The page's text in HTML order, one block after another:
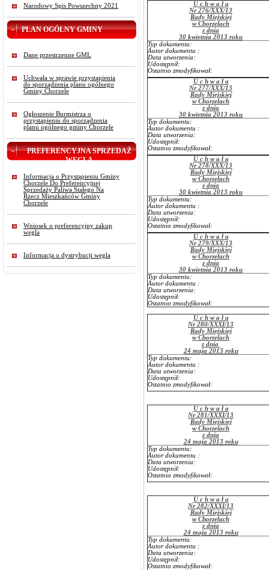
Narodowy Spis Powszechny 2021
PLAN OGÓLNY GMINY
Dane przestrzenne GML
Uchwała w sprawie przystąpienia
do sporządzenia planu ogólnego
Gminy Chorzele
Ogłoszenie Burmistrza o
przystąpieniu do sporządzenia
planu ogólnego gminy Chorzele
PREFERENCYJNA SPRZEDAŻ
WĘGLA
Informacja o Przystąpieniu Gminy
Chorzele Do Preferencyjnej
Sprzedaży Paliwa Stałego Na
Rzecz Mieszkańców Gminy
Chorzele
Wniosek o preferencyjny zakup
węgla
Informacja o dystrybucji węgla
U c h w a ł a
Nr 276/XXX/13
Rady Miejskiej
w Chorzelach
z dnia
30 kwietnia 2013 roku
Typ dokumentu:
Autor dokumentu :
Data utworzenia:
Udostępnił:
Ostatnio zmodyfikował:
U c h w a ł a
Nr 277/XXX/13
Rady Miejskiej
w Chorzelach
z dnia
30 kwietnia 2013 roku
Typ dokumentu:
Autor dokumentu :
Data utworzenia:
Udostępnił:
Ostatnio zmodyfikował:
U c h w a ł a
Nr 278/XXX/13
Rady Miejskiej
w Chorzelach
z dnia
30 kwietnia 2013 roku
Typ dokumentu:
Autor dokumentu :
Data utworzenia:
Udostępnił:
Ostatnio zmodyfikował:
U c h w a ł a
Nr 279/XXX/13
Rady Miejskiej
w Chorzelach
z dnia
30 kwietnia 2013 roku
Typ dokumentu:
Autor dokumentu :
Data utworzenia:
Udostępnił:
Ostatnio zmodyfikował:
U c h w a ł a
Nr 280/XXXI/13
Rady Miejskiej
w Chorzelach
z dnia
24 maja 2013 roku
Typ dokumentu:
Autor dokumentu :
Data utworzenia:
Udostępnił:
Ostatnio zmodyfikował:
U c h w a ł a
Nr 281/XXXI/13
Rady Miejskiej
w Chorzelach
z dnia
24 maja 2013 roku
Typ dokumentu:
Autor dokumentu :
Data utworzenia:
Udostępnił:
Ostatnio zmodyfikował:
U c h w a ł a
Nr 282/XXXI/13
Rady Miejskiej
w Chorzelach
z dnia
24 maja 2013 roku
Typ dokumentu:
Autor dokumentu :
Data utworzenia:
Udostępnił:
Ostatnio zmodyfikował: